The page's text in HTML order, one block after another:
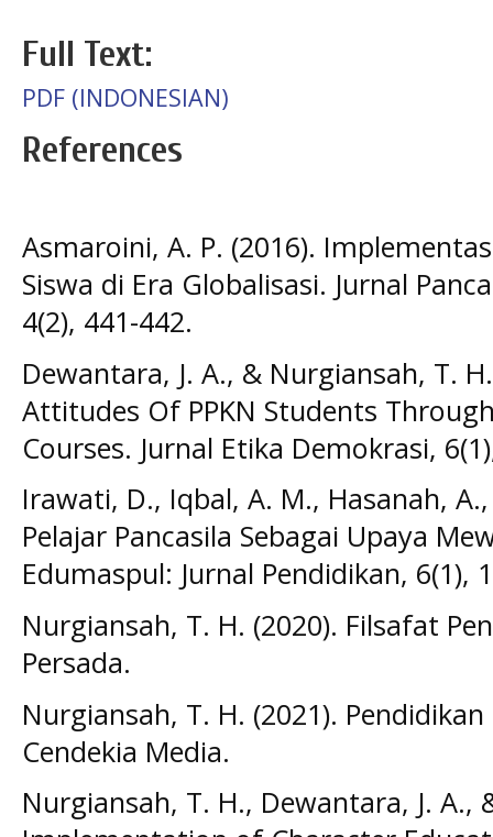
Full Text:
PDF (INDONESIAN)
References
Asmaroini, A. P. (2016).
Siswa di Era Globalisasi. Jurnal
4(2), 441-442.
Dewantara, J. A., & Nurgiansah, T.
Attitudes Of PPKN Students
Courses. Jurnal Etika Demokrasi,
Irawati, D., Iqbal, A. M., Hasanah,
Pelajar Pancasila Sebagai Upaya
Edumaspul: Jurnal Pendidikan, 6(1),
Nurgiansah, T. H. (2020). Filsafat
Persada.
Nurgiansah, T. H. (2021).
Cendekia Media.
Nurgiansah, T. H., Dewantara, J. A.,